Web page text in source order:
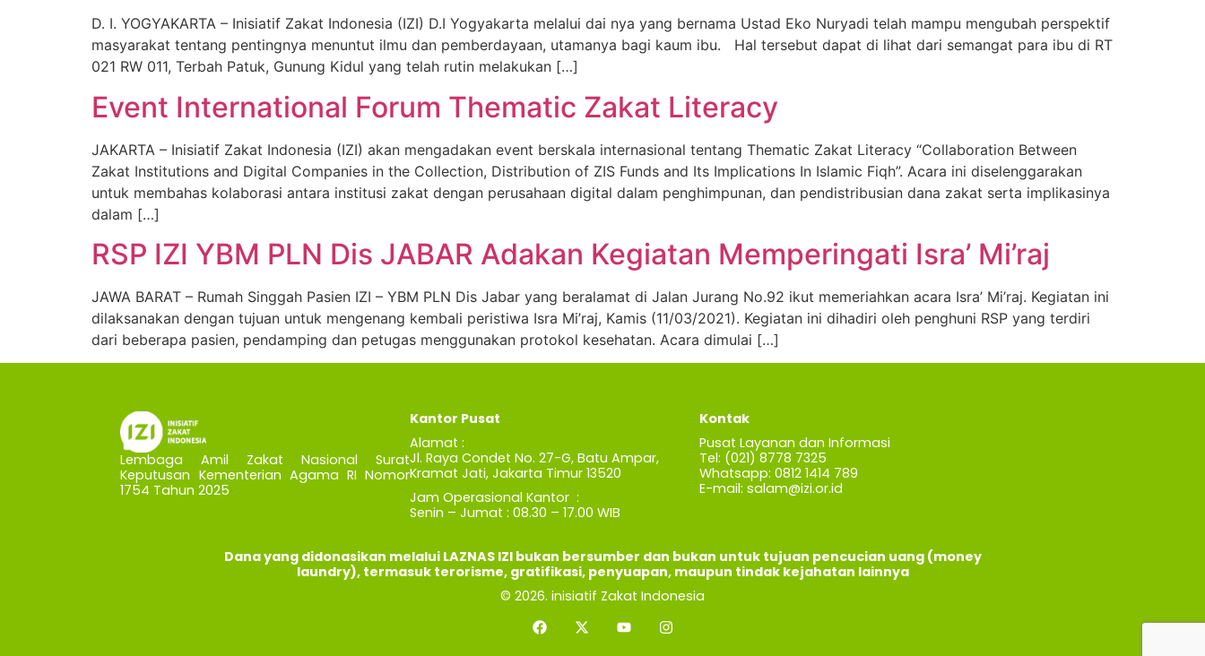
D. I. YOGYAKARTA – Inisiatif Zakat Indonesia (IZI) D.I Yogyakarta melalui dai nya yang bernama Ustad Eko Nuryadi telah mampu mengubah perspektif
masyarakat tentang pentingnya menuntut ilmu dan pemberdayaan, utamanya bagi kaum ibu. Hal tersebut dapat di lihat dari semangat para ibu di RT
021 RW 011, Terbah Patuk, Gunung Kidul yang telah rutin melakukan […]
Event International Forum Thematic Zakat Literacy
JAKARTA – Inisiatif Zakat Indonesia (IZI) akan mengadakan event berskala internasional tentang Thematic Zakat Literacy “Collaboration Between
Zakat Institutions and Digital Companies in the Collection, Distribution of ZIS Funds and Its Implications In Islamic Fiqh”. Acara ini diselenggarakan
untuk membahas kolaborasi antara institusi zakat dengan perusahaan digital dalam penghimpunan, dan pendistribusian dana zakat serta implikasinya
dalam […]
RSP IZI YBM PLN Dis JABAR Adakan Kegiatan Memperingati Isra’ Mi’raj
JAWA BARAT – Rumah Singgah Pasien IZI – YBM PLN Dis Jabar yang beralamat di Jalan Jurang No.92 ikut memeriahkan acara Isra’ Mi’raj. Kegiatan ini
dilaksanakan dengan tujuan untuk mengenang kembali peristiwa Isra Mi’raj, Kamis (11/03/2021). Kegiatan ini dihadiri oleh penghuni RSP yang terdiri
dari beberapa pasien, pendamping dan petugas menggunakan protokol kesehatan. Acara dimulai […]
Lembaga Amil Zakat Nasional Surat
Keputusan Kementerian Agama RI Nomor
1754 Tahun 2025
Kantor Pusat
Alamat :
Jl. Raya Condet No. 27-G, Batu Ampar,
Kramat Jati, Jakarta Timur 13520
Jam Operasional Kantor :
Senin – Jumat : 08.30 – 17.00 WIB
Kontak
Pusat Layanan dan Informasi
Tel: (021) 8778 7325
Whatsapp: 0812 1414 789
E-mail: salam@izi.or.id
Dana yang didonasikan melalui LAZNAS IZI bukan bersumber dan bukan untuk tujuan pencucian uang (money
laundry), termasuk terorisme, gratifikasi, penyuapan, maupun tindak kejahatan lainnya
© 2026. inisiatif Zakat Indonesia